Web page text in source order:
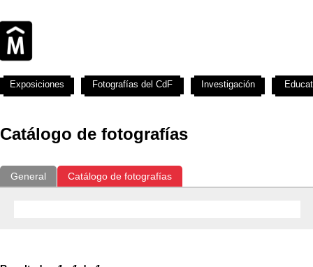
Catálogo de fotografías
General Catálogo de fotografías
Exposiciones Fotografías del CdF Investigación